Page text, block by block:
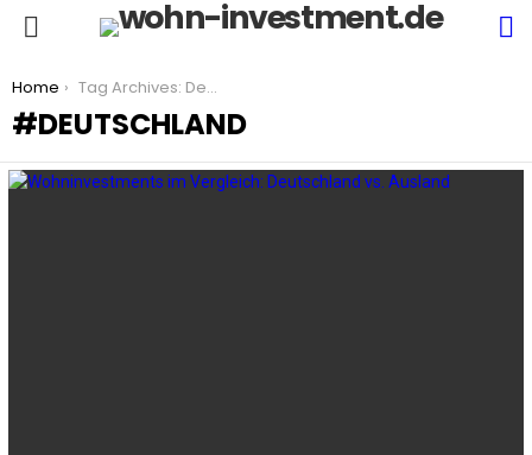
You are here:
Home Tag Archives: Deutschland
DEUTSCHLAND